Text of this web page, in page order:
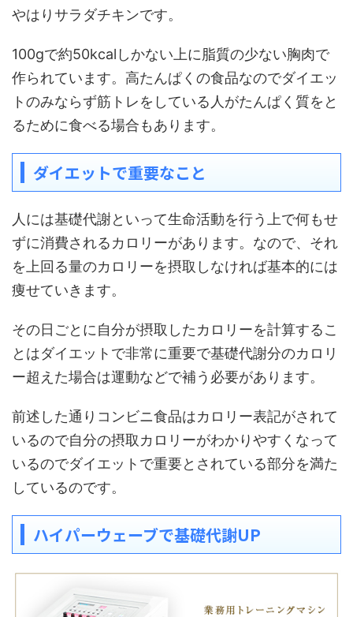
やはりサラダチキンです。
100gで約50kcalしかない上に脂質の少ない胸肉で
作られています。高たんぱくの食品なのでダイエッ
トのみならず筋トレをしている人がたんぱく質をと
るために食べる場合もあります。
ダイエットで重要なこと
人には基礎代謝といって生命活動を行う上で何もせ
ずに消費されるカロリーがあります。なので、それ
を上回る量のカロリーを摂取しなければ基本的には
痩せていきます。
その日ごとに自分が摂取したカロリーを計算するこ
とはダイエットで非常に重要で基礎代謝分のカロリ
ー超えた場合は運動などで補う必要があります。
前述した通りコンビニ食品はカロリー表記がされて
いるので自分の摂取カロリーがわかりやすくなって
いるのでダイエットで重要とされている部分を満た
しているのです。
ハイパーウェーブで基礎代謝UP